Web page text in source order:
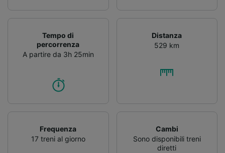
Tempo di
percorrenza
A partire da 3h 25min
Distanza
529 km
Frequenza
17 treni al giorno
Cambi
Sono disponibili treni
diretti